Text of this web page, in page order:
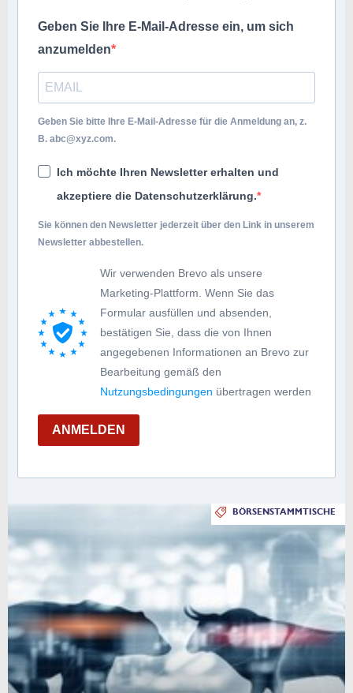
Geben Sie Ihre E-Mail-Adresse ein, um sich
anzumelden
Geben Sie bitte Ihre E-Mail-Adresse für die Anmeldung an, z.
B. abc@xyz.com.
Ich möchte Ihren Newsletter erhalten und
akzeptiere die Datenschutzerklärung.
Sie können den Newsletter jederzeit über den Link in unserem
Newsletter abbestellen.
Wir verwenden Brevo als unsere
Marketing-Plattform. Wenn Sie das
Formular ausfüllen und absenden,
bestätigen Sie, dass die von Ihnen
angegebenen Informationen an Brevo zur
Bearbeitung gemäß den
Nutzungsbedingungen übertragen werden
ANMELDEN
BÖRSENSTAMMTISCHE